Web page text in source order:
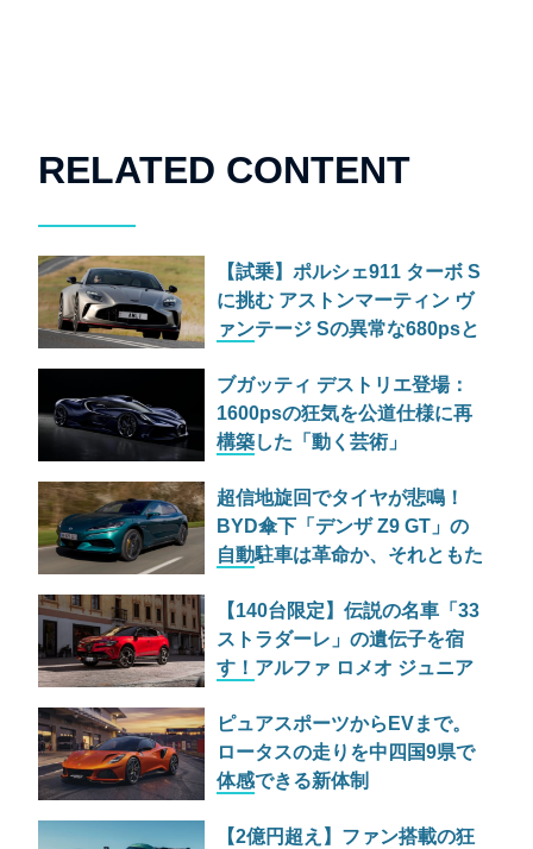
RELATED CONTENT
【試乗】ポルシェ911 ターボ S
に挑む アストンマーティン ヴ
ァンテージ Sの異常な680psと
ブガッティ デストリエ登場：
1600psの狂気を公道仕様に再
構築した「動く芸術」
超信地旋回でタイヤが悲鳴！
BYD傘下「デンザ Z9 GT」の
自動駐車は革命か、それともた
【140台限定】伝説の名車「33
ストラダーレ」の遺伝子を宿
す！アルファ ロメオ ジュニア
上陸
ピュアスポーツからEVまで。
ロータスの走りを中四国9県で
体感できる新体制
EXPERIENCE」とは
【2億円超え】ファン搭載の狂